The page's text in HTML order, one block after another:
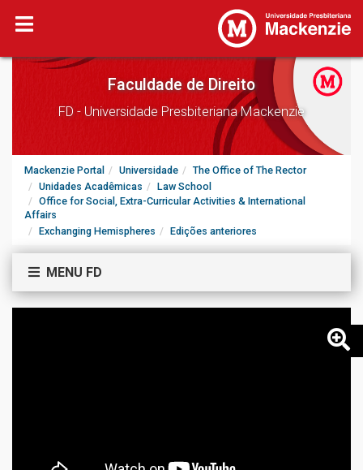
Faculdade de Direito
FD - Universidade Presbiteriana Mackenzie
Mackenzie Portal Universidade
The Office of The Rector
Unidades Acadêmicas
Law School
Office for Social, Extra-Curricular Activities & International
Affairs
Exchanging Hemispheres
Edições anteriores
MENU FD